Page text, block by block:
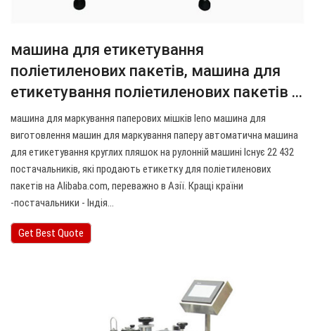
машина для етикетування
поліетиленових пакетів, машина для
етикетування поліетиленових пакетів ...
машина для маркування паперових мішків leno машина для
виготовлення машин для маркування паперу автоматична машина
для етикетування круглих пляшок на рулонній машині Існує 22 432
постачальників, які продають етикетку для поліетиленових
пакетів на Alibaba.com, переважно в Азії. Кращі країни
-постачальники - Індія…
Get Best Quote